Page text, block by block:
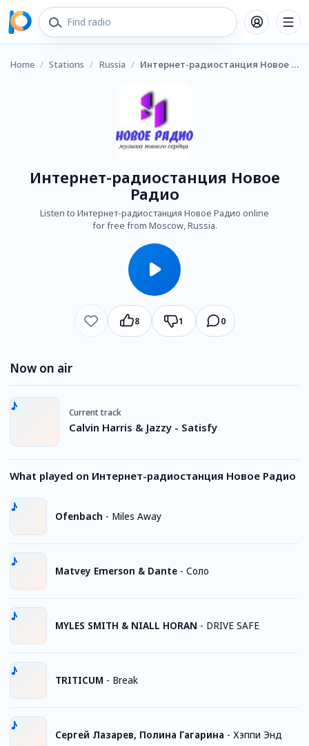
Home / Stations / Russia / Интернет-радиостанция Новое Радио
Интернет-радиостанция Новое
Радио
Listen to Интернет-радиостанция Новое Радио online
for free from Moscow, Russia.
8 1 0
Now on air
Current track
Calvin Harris & Jazzy - Satisfy
What played on Интернет-радиостанция Новое Радио
Ofenbach - Miles Away
Matvey Emerson & Dante - Соло
MYLES SMITH & NIALL HORAN - DRIVE SAFE
TRITICUM - Break
Сергей Лазарев, Полина Гагарина - Хэппи Энд